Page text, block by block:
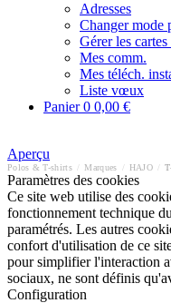
Adresses
Changer mode
Gérer les
Mes comm.
Mes téléch.
Liste vœux
Panier0 0,00 €
Aperçu
Polos & T-shirts Marques HAJO
Paramètres des cookies
Ce site web utilise des
fonctionnement technique
paramétrés. Les autres
confort d'utilisation de ce
pour simplifier l'interaction
sociaux, ne sont définis
Configuration